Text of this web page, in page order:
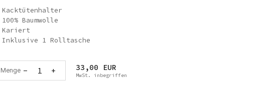
Kacktütenhalter
100% Baumwolle
Kariert
Inklusive 1 Rolltasche
Menge - 1 + 33,00 EUR
MwSt. inbegriffen